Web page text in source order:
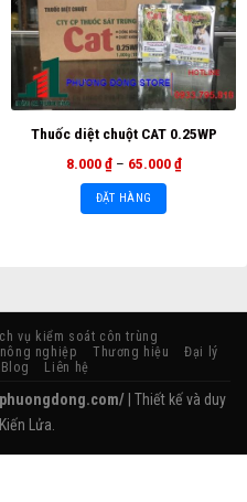
Thuốc diệt chuột CAT 0.25WP
8.000₫ – 65.000₫
ĐẶT HÀNG
vụ kiểm soát côn trùng
nghiệp Thương hiệu
Đại lý
Blog Liên hệ
| Thiết kế và duy
Kiến Lửa.